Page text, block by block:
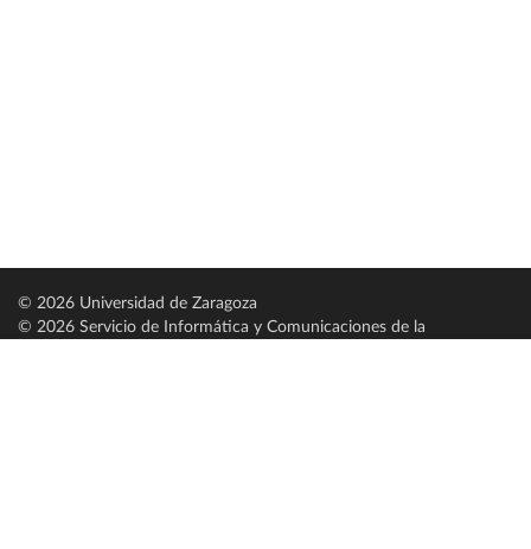
© 2026 Universidad de Zaragoza
© 2026 Servicio de Informática y Comunicaciones de la